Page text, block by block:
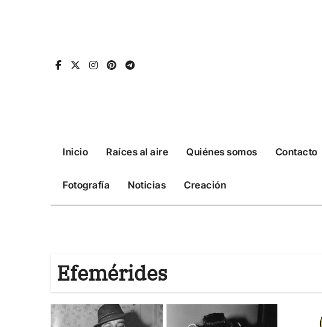
Inicio Raíces al aire Quiénes somos Contacto
Fotografía Noticias Creación
Efemérides